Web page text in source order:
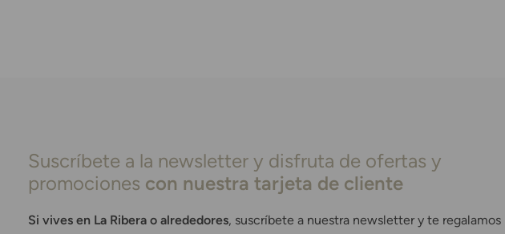
Suscríbete a la newsletter y disfruta de ofertas y
promociones con nuestra tarjeta de cliente
Si vives en La Ribera o alrededores, suscríbete a nuestra newsletter y te regalamos